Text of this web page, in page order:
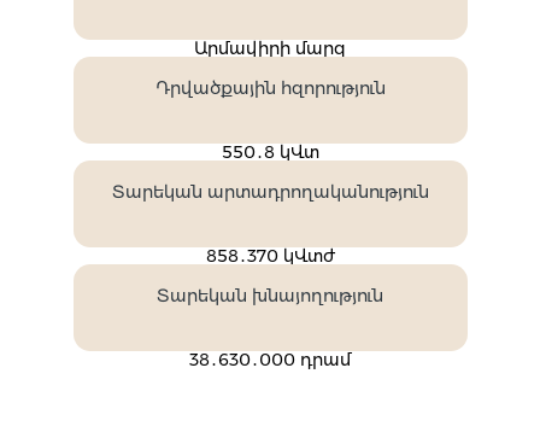
Արմավիրի մարզ
Դրվածքային հզորություն
550․8 կՎտ
Տարեկան արտադրողականություն
858․370 կՎտժ
Տարեկան խնայողություն
38․630․000 դրամ